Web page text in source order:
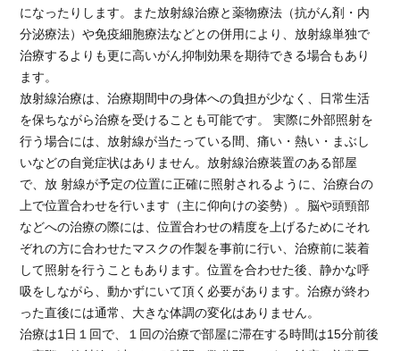
になったりします。また放射線治療と薬物療法（抗がん剤・内
分泌療法）や免疫細胞療法などとの併用により、放射線単独で
治療するよりも更に高いがん抑制効果を期待できる場合もあり
ます。
放射線治療は、治療期間中の身体への負担が少なく、日常生活
を保ちながら治療を受けることも可能です。 実際に外部照射を
行う場合には、放射線が当たっている間、痛い・熱い・まぶし
いなどの自覚症状はありません。放射線治療装置のある部屋
で、放 射線が予定の位置に正確に照射されるように、治療台の
上で位置合わせを行います（主に仰向けの姿勢）。脳や頭頸部
などへの治療の際には、位置合わせの精度を上げるためにそれ
ぞれの方に合わせたマスクの作製を事前に行い、治療前に装着
して照射を行うこともあります。位置を合わせた後、静かな呼
吸をしながら、動かずにいて頂く必要があります。治療が終わ
った直後には通常、大きな体調の変化はありません。
治療は1日１回で、１回の治療で部屋に滞在する時間は15分前後